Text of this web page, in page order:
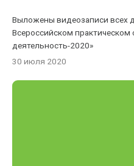
Выложены видеозаписи всех
Всероссийском практическом
деятельность-2020»
30 июля 2020